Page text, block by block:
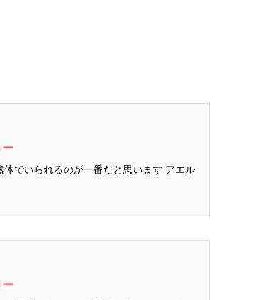
ー
でいられるのが一番だと思います アエル
ー